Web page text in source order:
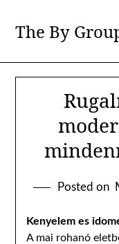
content
The By
Posted on
Kenyelem es
A mai rohanó